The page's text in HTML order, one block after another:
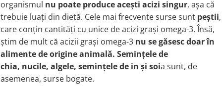
organismul nu poate produce acești acizi singur, așa că
trebuie luați din dietă. Cele mai frecvente surse sunt peștii,
care conțin cantități cu unice de acizi grași omega-3. Însă,
știm de mult că acizii grași omega-3 nu se găsesc doar în
alimente de origine animală. Semințele de
chia, nucile, algele, semințele de in și soia sunt, de
asemenea, surse bogate.